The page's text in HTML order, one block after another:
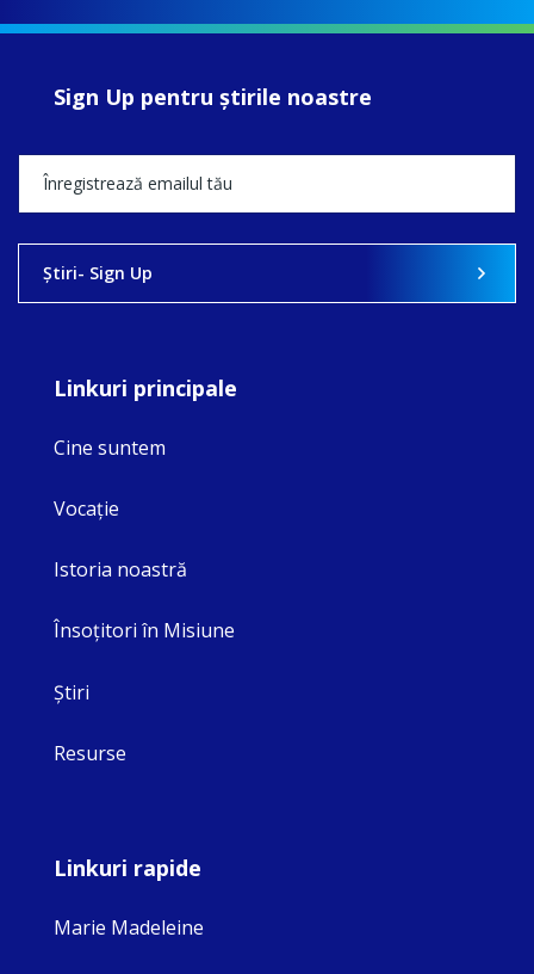
Sign Up pentru ştirile noastre
Ştiri- Sign Up
Linkuri principale
Cine suntem
Vocaţie
Istoria noastră
Însoţitori în Misiune
Ştiri
Resurse
Linkuri rapide
Marie Madeleine